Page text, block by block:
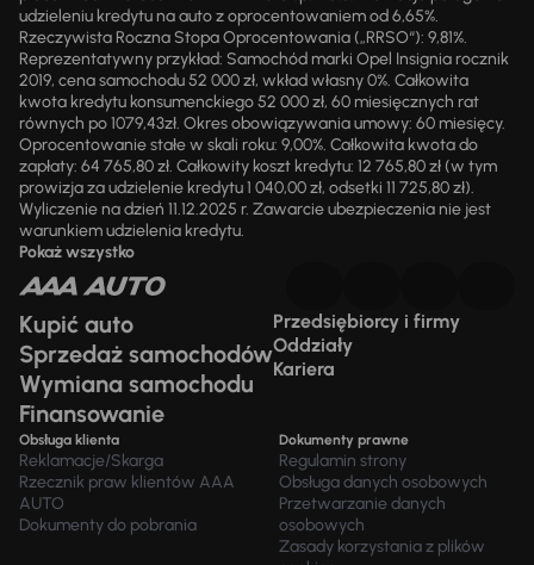
udzieleniu kredytu na auto z oprocentowaniem od 6,65%.
Rzeczywista Roczna Stopa Oprocentowania („RRSO“): 9,81%.
Reprezentatywny przykład: Samochód marki Opel Insignia rocznik
2019, cena samochodu 52 000 zł, wkład własny 0%. Całkowita
kwota kredytu konsumenckiego 52 000 zł, 60 miesięcznych rat
równych po 1079,43zł. Okres obowiązywania umowy: 60 miesięcy.
Oprocentowanie stałe w skali roku: 9,00%. Całkowita kwota do
zapłaty: 64 765,80 zł. Całkowity koszt kredytu: 12 765,80 zł (w tym
prowizja za udzielenie kredytu 1 040,00 zł, odsetki 11 725,80 zł).
Wyliczenie na dzień 11.12.2025 r. Zawarcie ubezpieczenia nie jest
warunkiem udzielenia kredytu.
Pokaż wszystko
Kupić auto
Sprzedaż samochodów
Wymiana samochodu
Finansowanie
Przedsiębiorcy i firmy
Oddziały
Kariera
Obsługa klienta
Reklamacje/Skarga
Rzecznik praw klientów AAA
AUTO
Dokumenty do pobrania
Dokumenty prawne
Regulamin strony
Obsługa danych osobowych
Przetwarzanie danych
osobowych
Zasady korzystania z plików